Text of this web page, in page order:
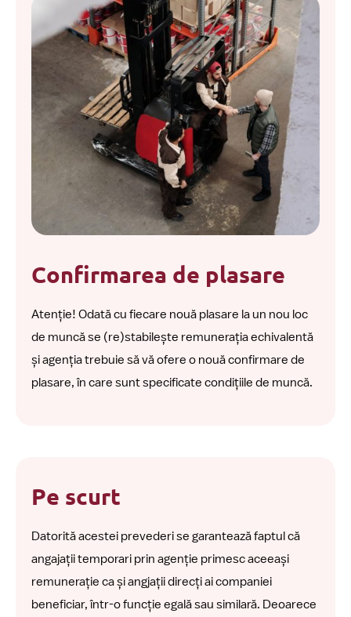
Confirmarea de plasare
Atenție! Odată cu fiecare nouă plasare la un nou loc
de muncă se (re)stabilește remunerația echivalentă
și agenția trebuie să vă ofere o nouă confirmare de
plasare, în care sunt specificate condițiile de muncă.
Pe scurt
Datorită acestei prevederi se garantează faptul că
angajații temporari prin agenție primesc aceeași
remunerație ca și angjații direcți ai companiei
beneficiar, într-o funcție egală sau similară. Deoarece